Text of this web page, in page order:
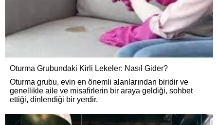
Oturma Grubundaki Kirli Lekeler: Nasıl Gider?
Oturma grubu, evin en önemli alanlarından biridir ve
genellikle aile ve misafirlerin bir araya geldiği, sohbet
ettiği, dinlendiği bir yerdir.